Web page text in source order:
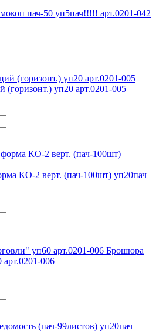
пач-50 уп5пач!!!!! арт.0201-042
(горизонт.) уп20 арт.0201-005
КО-2 верт. (пач-100шт) уп20пач
Брошюра
006